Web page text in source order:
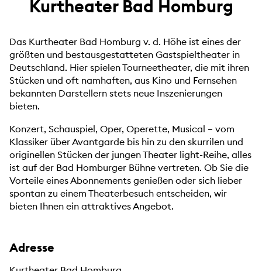
Kurtheater Bad Homburg
Das Kurtheater Bad Homburg v. d. Höhe ist eines der
größten und bestausgestatteten Gastspieltheater in
Deutschland. Hier spielen Tourneetheater, die mit ihren
Stücken und oft namhaften, aus Kino und Fernsehen
bekannten Darstellern stets neue Inszenierungen
bieten.
Konzert, Schauspiel, Oper, Operette, Musical – vom
Klassiker über Avantgarde bis hin zu den skurrilen und
originellen Stücken der jungen Theater light-Reihe, alles
ist auf der Bad Homburger Bühne vertreten. Ob Sie die
Vorteile eines Abonnements genießen oder sich lieber
spontan zu einem Theaterbesuch entscheiden, wir
bieten Ihnen ein attraktives Angebot.
Adresse